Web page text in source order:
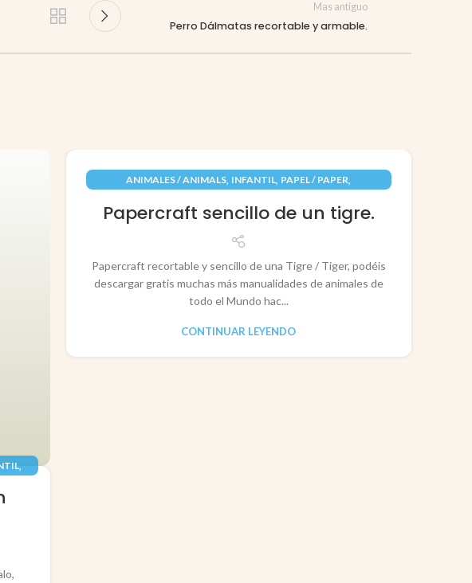
Mas antiguo
Perro Dálmatas recortable y armable.
,
ANIMALES / ANIMALS, INFANTIL, PAPEL / PAPER,
Papercraft sencillo de un tigre.
Papercraft recortable y sencillo de una Tigre / Tiger, podéis
descargar gratis muchas más manualidades de animales de
todo el Mundo hac...
CONTINUAR LEYENDO